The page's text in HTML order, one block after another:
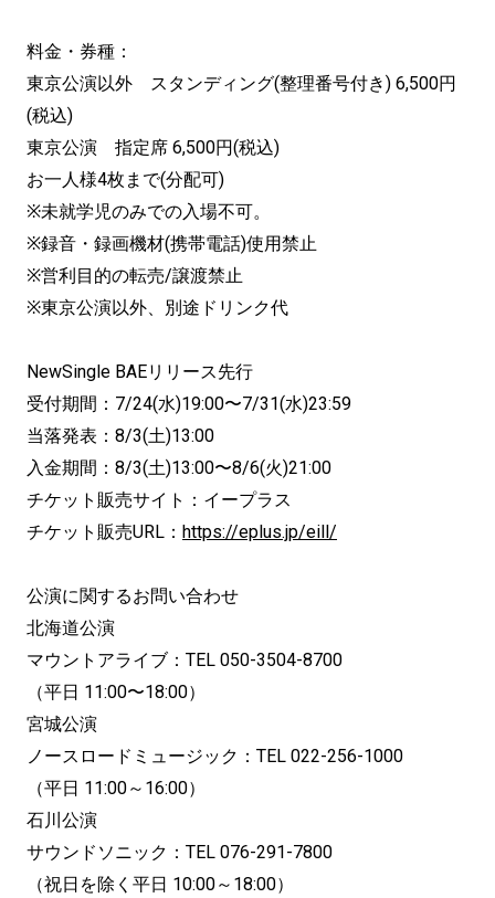
料金・券種：
東京公演以外 スタンディング(整理番号付き) 6,500円
(税込)
東京公演 指定席 6,500円(税込)
お一人様4枚まで(分配可)
※未就学児のみでの入場不可。
※録音・録画機材(携帯電話)使用禁止
※営利目的の転売/譲渡禁止
※東京公演以外、別途ドリンク代
NewSingle BAEリリース先行
受付期間：7/24(水)19:00〜7/31(水)23:59
当落発表：8/3(土)13:00
入金期間：8/3(土)13:00〜8/6(火)21:00
チケット販売サイト：イープラス
チケット販売URL： https://eplus.jp/eill/
公演に関するお問い合わせ
北海道公演
マウントアライブ：TEL 050-3504-8700
（平日 11:00〜18:00）
宮城公演
ノースロードミュージック：TEL 022-256-1000
（平日 11:00～16:00）
石川公演
サウンドソニック：TEL 076-291-7800
（祝日を除く平日 10:00～18:00）